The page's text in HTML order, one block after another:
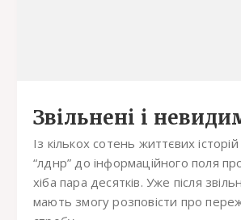
Звільнені і
Із кількох сотень життєвих
“лднр” до інформаційного поля
хіба пара десятків. Уже після
мають змогу розповісти про